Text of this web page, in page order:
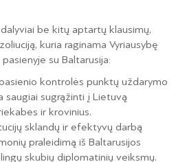
be kitų aptartų klausimų,
kuria raginama Vyriausybę
su Baltarusija:
kontrolės punktų uždarymo
saugiai sugrąžinti į Lietuvą
ir krovinius.
sklandų ir efektyvų darbą
praleidimą iš Baltarusijos
skubių diplomatinių veiksmų.